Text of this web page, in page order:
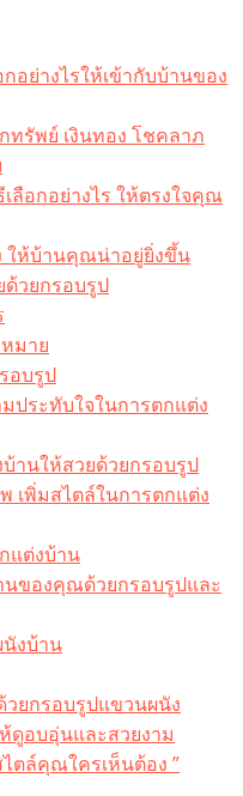
อย่างไรให้เข้ากับบ้านของ
ทรัพย์ เงินทอง โชคลาภ
ลือกอย่างไร ให้ตรงใจคุณ
ให้บ้านคุณน่าอยู่ยิ่งขึ้น
ด้วยกรอบรูป
มาย
อบรูป
ประทับใจในการตกแต่ง
านให้สวยด้วยกรอบรูป
เพิ่มสไตล์ในการตกแต่ง
แต่งบ้าน
ของคุณด้วยกรอบรูปและ
งบ้าน
ยกรอบรูปแขวนผนัง
ดูอบอุ่นและสวยงาม
ตล์คุณใครเห็นต้อง ”